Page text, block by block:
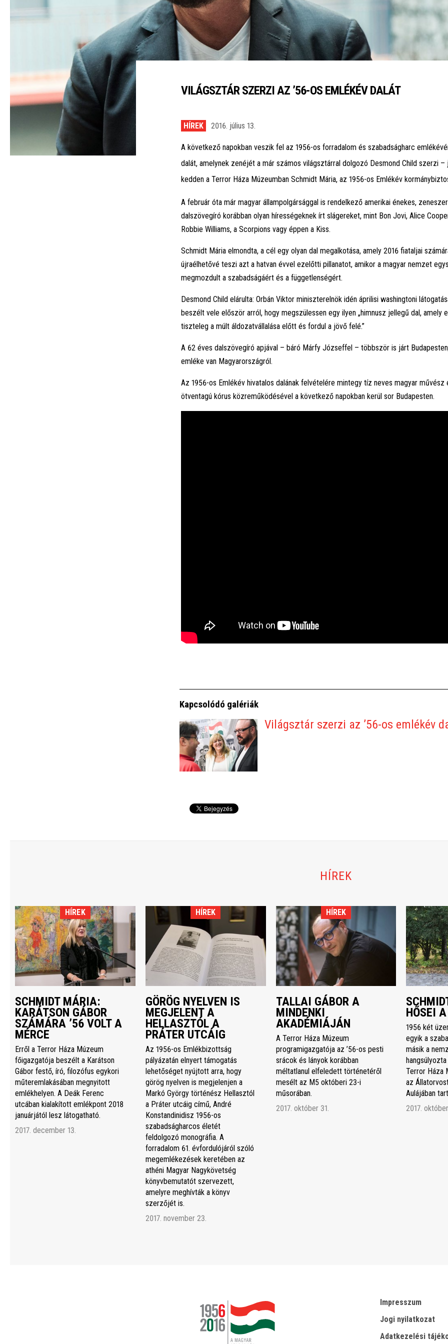
VILÁGSZTÁR SZERZI AZ ’56-OS EMLÉKÉV DALÁT
HÍREK 2016. július 13.
A következő napokban veszik fel az 1956-os forradalom és szabadságharc
dalát, amelynek zenéjét a már számos világsztárral dolgozó Desmond Child szerzi
kedden a Terror Háza Múzeumban Schmidt Mária, az 1956-os Emlékév
A február óta már magyar állampolgársággal is rendelkező amerikai énekes,
dalszövegíró korábban olyan hírességeknek írt slágereket, mint Bon Jovi, Alice
Robbie Williams, a Scorpions vagy éppen a Kiss.
Schmidt Mária elmondta, a cél egy olyan dal megalkotása, amely 2016 fiataljai
újraélhetővé teszi azt a hatvan évvel ezelőtti pillanatot, amikor a magyar nemzet
megmozdult a szabadságáért és a függetlenségért.
Desmond Child elárulta: Orbán Viktor miniszterelnök idén áprilisi washingtoni
beszélt vele először arról, hogy megszülessen egy ilyen „himnusz jellegű dal, amely
tiszteleg a múlt áldozatvállalása előtt és fordul a jövő felé.”
A 62 éves dalszövegíró apjával – báró Márfy Józseffel – többször is járt
emléke van Magyarországról.
Az 1956-os Emlékév hivatalos dalának felvételére mintegy tíz neves magyar művész
ötventagú kórus közreműködésével a következő napokban kerül sor Budapesten.
Kapcsolódó galériák
Világsztár szerzi az ’56-os emlékév
HÍREK
HÍREK
SCHMIDT MÁRIA:
KARÁTSON GÁBOR
SZÁMÁRA ’56 VOLT A
MÉRCE
Erről a Terror Háza Múzeum
főigazgatója beszélt a Karátson
Gábor festő, író, filozófus egykori
műteremlakásában megnyitott
emlékhelyen. A Deák Ferenc
utcában kialakított emlékpont 2018
januárjától lesz látogatható.
2017. december 13.
HÍREK
GÖRÖG NYELVEN IS
MEGJELENT A
HELLASZTÓL A
PRÁTER UTCÁIG
Az 1956-os Emlékbizottság
pályázatán elnyert támogatás
lehetőséget nyújtott arra, hogy
görög nyelven is megjelenjen a
Markó György történész Hellasztól
a Práter utcáig című, André
Konstandinidisz 1956-os
szabadságharcos életét
feldolgozó monográfia. A
forradalom 61. évfordulójáról szóló
megemlékezések keretében az
athéni Magyar Nagykövetség
könyvbemutatót szervezett,
amelyre meghívták a könyv
szerzőjét is.
2017. november 23.
HÍREK
TALLAI GÁBOR A
MINDENKI
AKADÉMIÁJÁN
A Terror Háza Múzeum
programigazgatója az ’56-os pesti
srácok és lányok korábban
méltatlanul elfeledett történetéről
mesélt az M5 októberi 23-i
műsorában.
2017. október 31.
HŐSEI
1956 két
egyik a
másik a
Terror Háza
az
Aulájában
2017.
Impresszum
Jogi nyilatkozat
Adatkezelési